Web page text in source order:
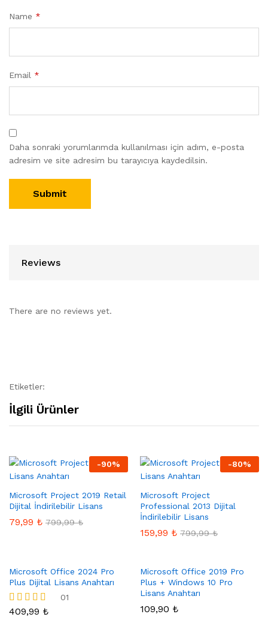
Name *
Email *
Daha sonraki yorumlarımda kullanılması için adım, e-posta
adresim ve site adresim bu tarayıcıya kaydedilsin.
Reviews
There are no reviews yet.
Etiketler:
İlgili Ürünler
-90%
Microsoft Project 2019 Retail
Dijital İndirilebilir Lisans
79,99 ₺ 799,99₺
-80%
Microsoft Project
Professional 2013 Dijital
İndirilebilir Lisans
159,99 ₺ 799,99₺
Microsoft Office 2024 Pro
Plus Dijital Lisans Anahtarı
5 üzerinden
01
409,99 ₺
Microsoft Office 2019 Pro
Plus + Windows 10 Pro
Lisans Anahtarı
109,90 ₺